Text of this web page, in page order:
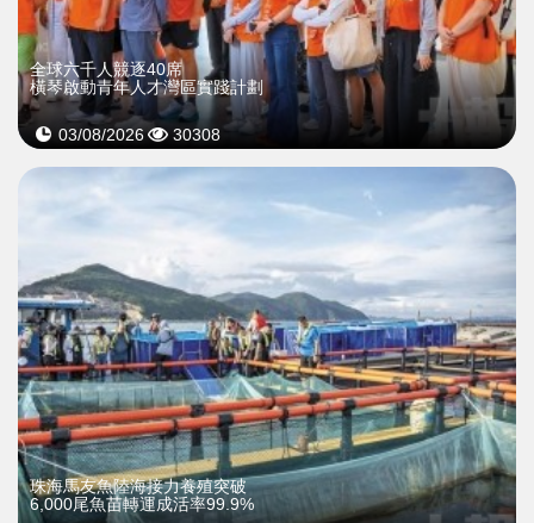
全球六千人競逐40席
橫琴啟動青年人才灣區實踐計劃
03/08/2026 30308
珠海馬友魚陸海接力養殖突破
6,000尾魚苗轉運成活率99.9%